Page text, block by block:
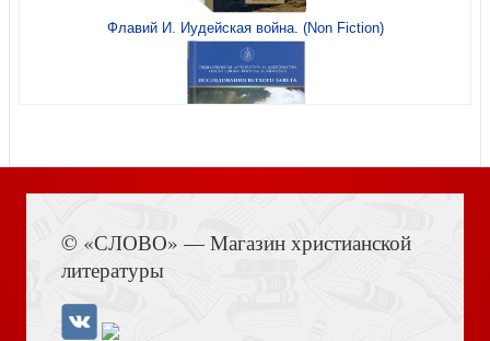
Открытка «Я есмь путь...» Глянец
Открытка С Новым Годом и Рождеством «Новый год —
это шанс» 10*15 (Ваката)
Флавий И. Иудейская война. (Non Fiction)
© «СЛОВО» — Магазин христианской
литературы